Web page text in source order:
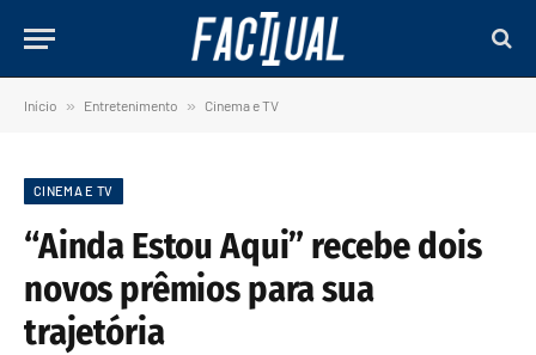
Início » Entretenimento » Cinema e TV
CINEMA E TV
“Ainda Estou Aqui” recebe dois
novos prêmios para sua
trajetória